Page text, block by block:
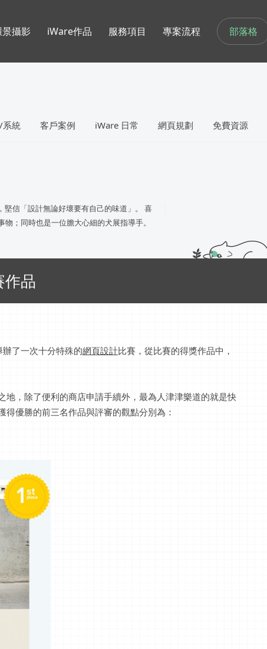
部落格
系統 客戶案例 iWare 日常 網頁規劃 免費資源
信「設計無論好壞要有自己的味道」。 喜
；同時也是一位膽大心細的犬展指導手。
品
了一次十分特殊的網頁設計比賽，從比賽的得獎作品中，
，除了便利的商店申請手續外，最為人津津樂道的就是快
得優勝的前三名作品與評審的觀點分別為：